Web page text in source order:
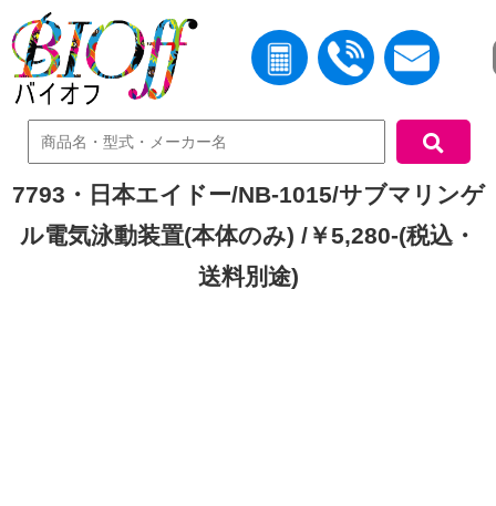
中古機器検索
7793・日本エイドー/NB-1015/サブマリンゲ
ル電気泳動装置(本体のみ) /￥5,280-(税込・
送料別途)